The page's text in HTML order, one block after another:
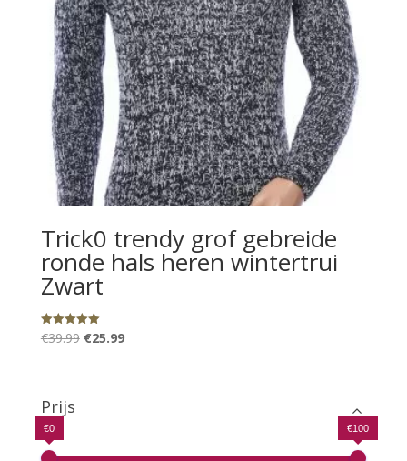
Trick0 trendy grof gebreide
ronde hals heren wintertrui
Zwart
Gewaardeerd
5.00
€39.99 Oorspronkelijke
€25.99Huidige
Prijs
€0 €100